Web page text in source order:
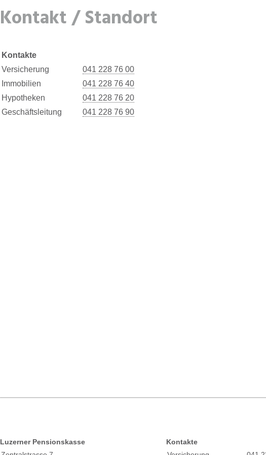
Kontakt / Standort
Kontakte
Versicherung
041 228 76 00
Immobilien
041 228 76 40
Hypotheken
041 228 76 20
Geschäftsleitung
041 228 76 90
Luzerner Pensionskasse
Kontakte